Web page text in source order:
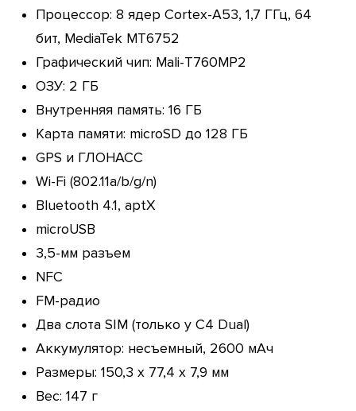
Процессор: 8 ядер Cortex-A53, 1,7 ГГц, 64
бит, MediaTek MT6752
Графический чип: Mali-T760MP2
ОЗУ: 2 ГБ
Внутренняя память: 16 ГБ
Карта памяти: microSD до 128 ГБ
GPS и ГЛОНАСС
Wi-Fi (802.11a/b/g/n)
Bluetooth 4.1, aptX
microUSB
3,5-мм разъем
NFC
FM-радио
Два слота SIM (только у C4 Dual)
Аккумулятор: несъемный, 2600 мАч
Размеры: 150,3 x 77,4 x 7,9 мм
Вес: 147 г